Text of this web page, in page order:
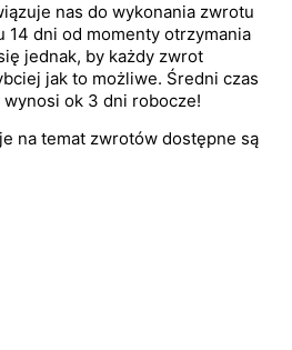
nas do wykonania zwrotu
14 dni od momenty otrzymania
jednak, by każdy zwrot
jak to możliwe. Średni czas
ok 3 dni robocze!
na temat zwrotów dostępne są